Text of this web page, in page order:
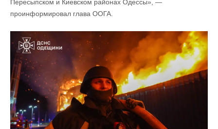
Пересыпском и Киевском районах Одессы», —
проинформировал глава ООГА.